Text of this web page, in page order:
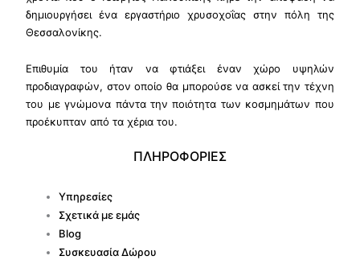
δημιουργήσει ένα εργαστήριο χρυσοχοΐας στην πόλη της
Θεσσαλονίκης.
Επιθυμία του ήταν να φτιάξει έναν χώρο υψηλών
προδιαγραφών, στον οποίο θα μπορούσε να ασκεί την τέχνη
του με γνώμονα πάντα την ποιότητα των κοσμημάτων που
προέκυπταν από τα χέρια του.
ΠΛΗΡΟΦΟΡΙΕΣ
Υπηρεσίες
Σχετικά με εμάς
Blog
Συσκευασία Δώρου